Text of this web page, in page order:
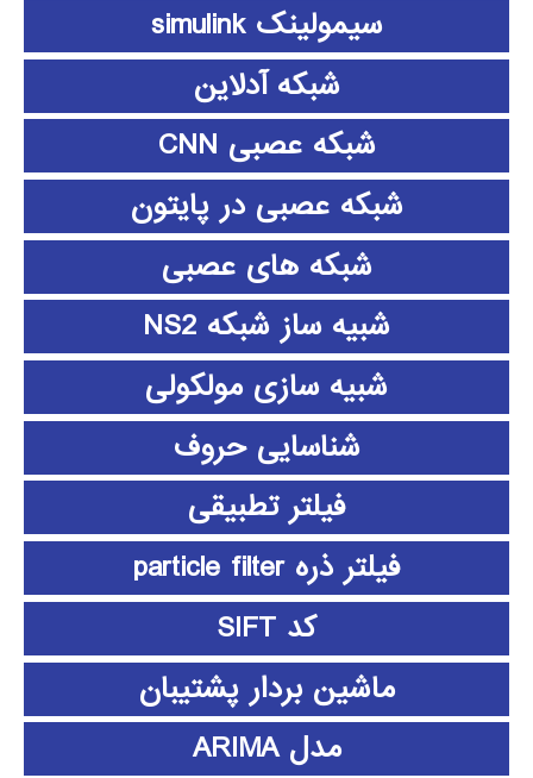
سیمولینک simulink
شبکه آدلاین
شبکه عصبی CNN
شبکه عصبی در پایتون
شبکه های عصبی
شبیه ساز شبکه NS2
شبیه سازی مولکولی
شناسایی حروف
فیلتر تطبیقی
فیلتر ذره particle filter
کد SIFT
ماشین بردار پشتیبان
مدل ARIMA